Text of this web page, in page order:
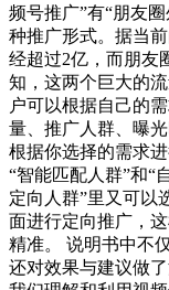
频号推广”有“朋友
种推广形式。据当
经超过2亿，而朋友
知，这两个巨大的
户可以根据自己的
量、推广人群、曝
根据你选择的需求
“智能匹配人群”和“
定向人群”里又可以
面进行定向推广，
精准。 说明书中不
还对效果与建议做